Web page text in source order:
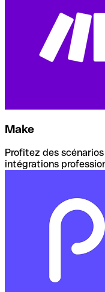
Make
Profitez des
intégrations